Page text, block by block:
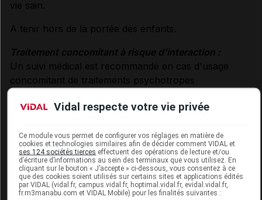
vie sain.
A tenir hors de la portée des enfants.
Traitement concomitant à risque d'interaction :
Un suivi médical est recommandé en cas d'usage
concomitant de traitements psychotropes
Déconseillé aux femmes enceintes ou allaitantes.
conditions de conservation
A conserver dans un endroit frais et sec.
Vidal respecte votre vie privée
Ce module vous permet de configurer vos réglages en matière de
cookies et technologies similaires afin de décider comment VIDAL et
ses 124 sociétés tierces effectuent des opérations de lecture et/ou
d’écriture d’informations au sein des terminaux que vous utilisez. En
cliquant sur le bouton « J’accepte » ci-dessous, vous consentez à ce
que des cookies soient utilisés sur certains sites et applications édités
par VIDAL (vidal.fr, campus.vidal.fr, hoptimal.vidal.fr, evidal.vidal.fr,
fr.m3manabu.com et VIDAL Mobile) pour les finalités suivantes :